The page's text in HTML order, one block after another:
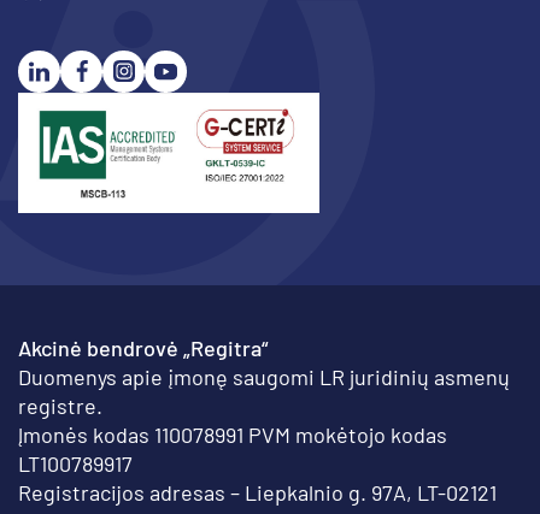
Akcinė bendrovė „Regitra“
Duomenys apie įmonę saugomi LR juridinių asmenų
registre.
Įmonės kodas 110078991 PVM mokėtojo kodas
LT100789917
Registracijos adresas – Liepkalnio g. 97A, LT-02121